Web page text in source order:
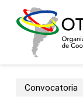
Convocatoria